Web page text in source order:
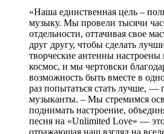
«Наша единственная цель –
музыку. Мы провели тысячи
отдельности, оттачивая свое
друг другу, чтобы сделать
творческие антенны
космос, и мы чертовски
возможность быть вместе в
раз попытаться стать лучше, —
музыканты. – Мы стремимся
поднимать настроение,
песня на «Unlimited Love» —
отражающая наш взгляд на